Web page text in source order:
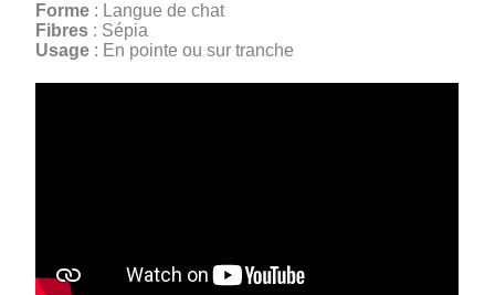
Forme : Langue de chat
Fibres : Sépia
Usage : En pointe ou sur tranche